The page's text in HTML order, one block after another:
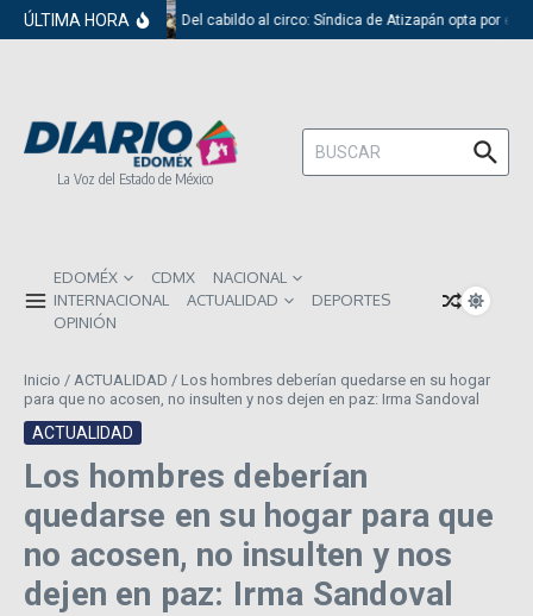
Saltar al contenido
ÚLTIMA HORA Del cabildo al circo: Síndica de Atizapán opta por el
La Voz del Estado de México
Buscar:
EDOMÉX CDMX
NACIONAL
INTERNACIONAL
ACTUALIDAD
DEPORTES
OPINIÓN
Inicio / ACTUALIDAD / Los hombres deberían quedarse en su hogar
para que no acosen, no insulten y nos dejen en paz: Irma Sandoval
ACTUALIDAD
Los hombres deberían
quedarse en su hogar para que
no acosen, no insulten y nos
dejen en paz: Irma Sandoval